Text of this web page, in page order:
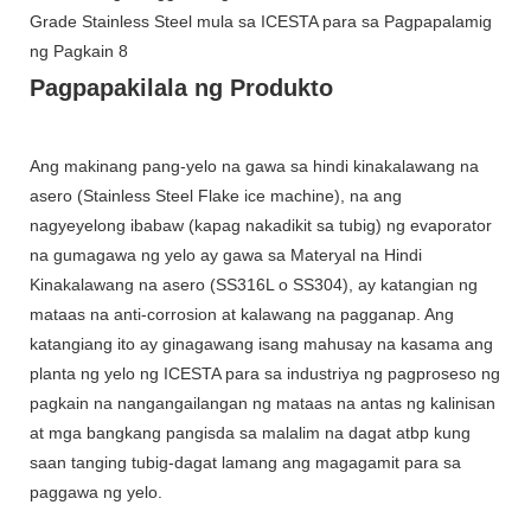
Pagpapakilala ng Produkto
Ang makinang pang-yelo na gawa sa hindi kinakalawang na
asero (Stainless Steel Flake ice machine), na ang
nagyeyelong ibabaw (kapag nakadikit sa tubig) ng evaporator
na gumagawa ng yelo ay gawa sa Materyal na Hindi
Kinakalawang na asero (SS316L o SS304), ay katangian ng
mataas na anti-corrosion at kalawang na pagganap. Ang
katangiang ito ay ginagawang isang mahusay na kasama ang
planta ng yelo ng ICESTA para sa industriya ng pagproseso ng
pagkain na nangangailangan ng mataas na antas ng kalinisan
at mga bangkang pangisda sa malalim na dagat atbp kung
saan tanging tubig-dagat lamang ang magagamit para sa
paggawa ng yelo.